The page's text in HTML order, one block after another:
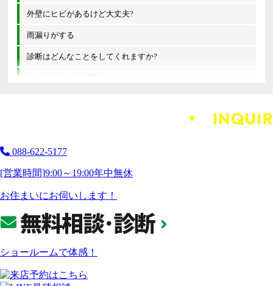
外壁にヒビがあるけど大丈夫?
雨漏りがする
診断はどんなことをしてくれますか?
他の会社とは何が違うの?
088-622-5177
[営業時間]9:00～19:00年中無休
お住まいにお伺いします！
ショールームで体感！